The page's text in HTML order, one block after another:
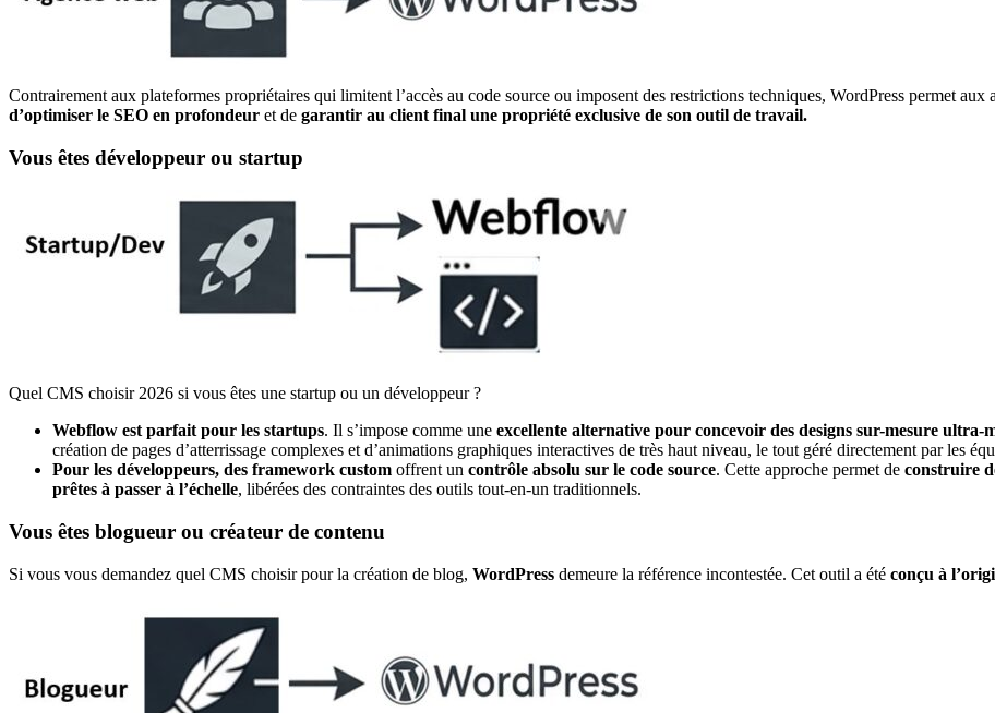
Contrairement aux plateformes propriétaires qui limitent l’accès au code source ou imposent des restrictions techniques, WordPress permet aux
d’optimiser le SEO en profondeur et de garantir au client final une propriété exclusive de son outil de travail.
Vous êtes développeur ou startup
Quel CMS choisir 2026 si vous êtes une startup ou un développeur ?
Webflow est parfait pour les startups. Il s’impose comme une excellente alternative pour concevoir des designs sur-mesure ultra-
création de pages d’atterrissage complexes et d’animations graphiques interactives de très haut niveau, le tout géré directement par les
Pour les développeurs, des framework custom offrent un contrôle absolu sur le code source. Cette approche permet de construire
prêtes à passer à l’échelle, libérées des contraintes des outils tout-en-un traditionnels.
Vous êtes blogueur ou créateur de contenu
Si vous vous demandez quel CMS choisir pour la création de blog, WordPress demeure la référence incontestée. Cet outil a été conçu à